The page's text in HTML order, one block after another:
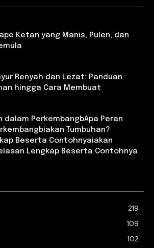
Ketan yang Manis, Pulen, dan
Renyah dan Lezat: Panduan
hingga Cara Membuat
dalam PerkembangbApa Peran
Tumbuhan?
Beserta Contohnyaiakan
Lengkap Beserta Contohnya
219
109
102